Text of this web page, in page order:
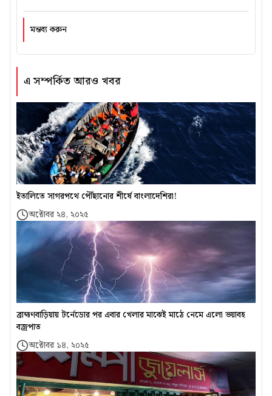
এ সম্পর্কিত আরও খবর
ইতালিতে সাগরপথে পৌঁছানোর শীর্ষে বাংলাদেশিরা!
অক্টোবর ২৪, ২০২৫
ব্রাহ্মণবাড়িয়ায় টর্নেডোর পর এবার খেলার মাঝেই মাঠে নেমে এলো ভয়াবহ
বজ্রপাত
অক্টোবর ১৪, ২০২৫
মন্তব্য করুন